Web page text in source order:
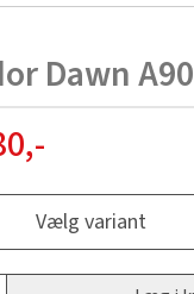
Dawn
,-
Vælg variant